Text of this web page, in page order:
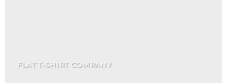
FLAT T-SHIRT COMPANY